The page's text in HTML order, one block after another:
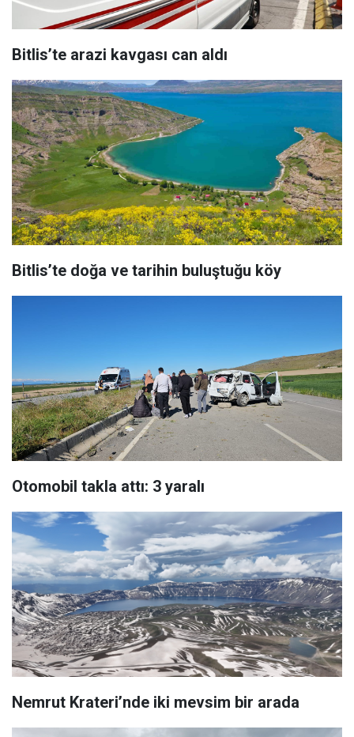
Bitlis’te arazi kavgası can aldı
Bitlis’te doğa ve tarihin buluştuğu köy
Otomobil takla attı: 3 yaralı
Nemrut Krateri’nde iki mevsim bir arada